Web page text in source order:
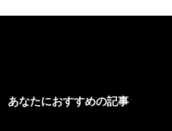
あなたにおすすめの記事